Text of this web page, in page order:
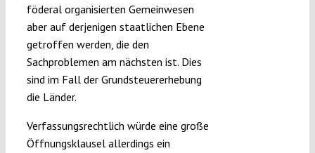
föderal organisierten Gemeinwesen
aber auf derjenigen staatlichen Ebene
getroffen werden, die den
Sachproblemen am nächsten ist. Dies
sind im Fall der Grundsteuererhebung
die Länder.
Verfassungsrechtlich würde eine große
Öffnungsklausel allerdings ein